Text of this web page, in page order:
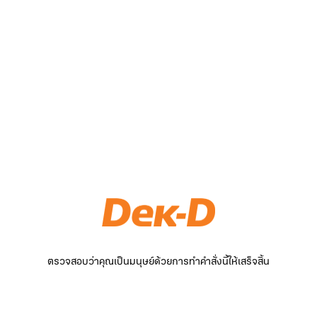
ตรวจสอบว่าคุณเป็นมนุษย์ด้วยการทำคำสั่งนี้ให้เสร็จสิ้น